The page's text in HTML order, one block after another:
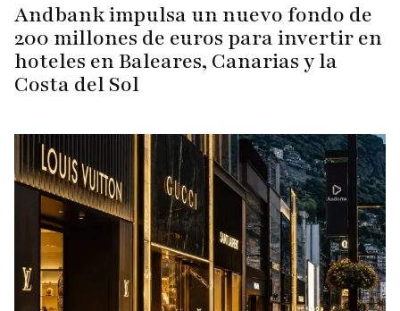
Andbank impulsa un nuevo fondo de
200 millones de euros para invertir en
hoteles en Baleares, Canarias y la
Costa del Sol